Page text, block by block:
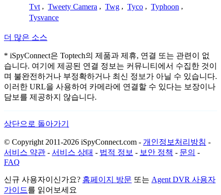
Tvt , Tweety Camera , Twg , Tyco , Typhoon ,
Tysvance
더 많은 소스
* iSpyConnect은 Toptech의 제품과 제휴, 연결 또는 관련이 없
습니다. 여기에 제공된 연결 정보는 커뮤니티에서 수집한 것이
며 불완전하거나 부정확하거나 최신 정보가 아닐 수 있습니다.
이러한 URL을 사용하여 카메라에 연결할 수 있다는 보장이나
담보를 제공하지 않습니다.
상단으로 돌아가기
© Copyright 2011-2026 iSpyConnect.com - 개인정보처리방침 -
서비스 약관 - 서비스 상태 - 법적 정보 - 보안 정책 - 문의 -
FAQ
신규 사용자이신가요? 홈페이지 방문 또는 Agent DVR 사용자
가이드를 읽어보세요